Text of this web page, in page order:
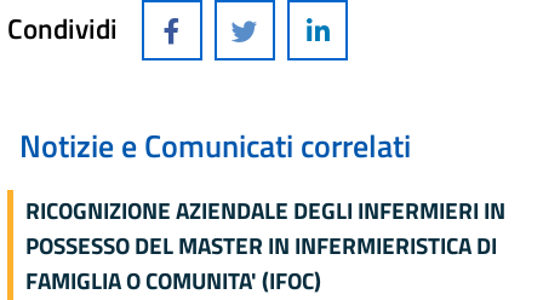
Condividi
Notizie e Comunicati correlati
RICOGNIZIONE AZIENDALE DEGLI INFERMIERI IN
POSSESSO DEL MASTER IN INFERMIERISTICA DI
FAMIGLIA O COMUNITA' (IFOC)